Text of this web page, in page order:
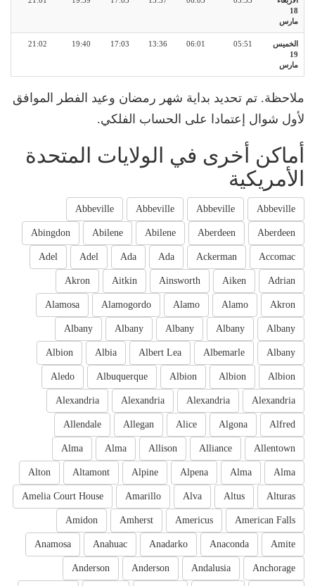
18
مارس
الخميس
19
مارس
05:51
06:01
13:36
17:03
19:40
21:02
ملاحظة. تم تحديد بداية شهر رمضان وعيد الفطر الموافق
لأول شوال إعتمادا على الحساب الفلكي.
أماكن أخرى في الولايات المتحدة
الأمريكية
Abbeville
Abbeville
Abbeville
Abbeville
Aberdeen
Aberdeen
Abilene
Abilene
Abingdon
Accomac
Ackerman
Ada
Ada
Adel
Adel
Adrian
Aiken
Ainsworth
Aitkin
Akron
Akron
Alamo
Alamo
Alamogordo
Alamosa
Albany
Albany
Albany
Albany
Albany
Albany
Albemarle
Albert Lea
Albia
Albion
Albion
Albion
Albion
Albuquerque
Aledo
Alexandria
Alexandria
Alexandria
Alexandria
Alfred
Algona
Alice
Allegan
Allendale
Allentown
Alliance
Allison
Alma
Alma
Alma
Alma
Alpena
Alpine
Altamont
Alton
Alturas
Altus
Alva
Amarillo
Amelia Court House
American Falls
Americus
Amherst
Amidon
Amite
Anaconda
Anadarko
Anahuac
Anamosa
Anchorage
Andalusia
Anderson
Anderson